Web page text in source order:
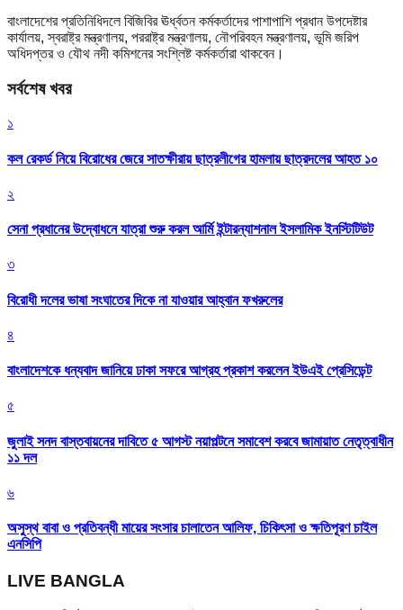
বাংলাদেশের প্রতিনিধিদলে বিজিবির ঊর্ধ্বতন কর্মকর্তাদের পাশাপাশি প্রধান উপদেষ্টার
কার্যালয়, স্বরাষ্ট্র মন্ত্রণালয়, পররাষ্ট্র মন্ত্রণালয়, নৌপরিবহন মন্ত্রণালয়, ভূমি জরিপ
অধিদপ্তর ও যৌথ নদী কমিশনের সংশ্লিষ্ট কর্মকর্তারা থাকবেন।
সর্বশেষ খবর
১
কল রেকর্ড নিয়ে বিরোধের জেরে সাতক্ষীরায় ছাত্রলীগের হামলায় ছাত্রদলের আহত ১০
২
সেনা প্রধানের উদ্বোধনে যাত্রা শুরু করল আর্মি ইন্টারন্যাশনাল ইসলামিক ইনস্টিটিউট
৩
বিরোধী দলের ভাষা সংঘাতের দিকে না যাওয়ার আহ্বান ফখরুলের
৪
বাংলাদেশকে ধন্যবাদ জানিয়ে ঢাকা সফরে আগ্রহ প্রকাশ করলেন ইউএই প্রেসিডেন্ট
৫
জুলাই সনদ বাস্তবায়নের দাবিতে ৫ আগস্ট নয়াপল্টনে সমাবেশ করবে জামায়াত নেতৃত্বাধীন
১১ দল
৬
অসুস্থ বাবা ও প্রতিবন্ধী মায়ের সংসার চালাতেন আলিফ, চিকিৎসা ও ক্ষতিপূরণ চাইল
এনসিপি
LIVE BANGLA